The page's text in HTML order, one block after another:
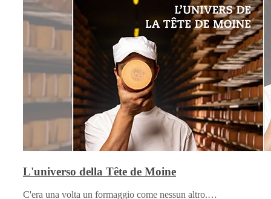
L'universo della Tête de Moine
C'era una volta un formaggio come nessun altro.…